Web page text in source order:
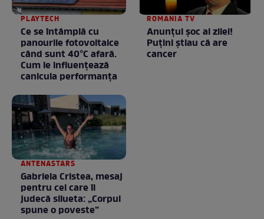
PLAYTECH
Ce se întâmplă cu
panourile fotovoltaice
când sunt 40°C afară.
Cum le influențează
canicula performanța
ROMANIA TV
Anunţul şoc al zilei!
Puţini ştiau că are
cancer
ANTENASTARS
Gabriela Cristea, mesaj
pentru cei care îi
judecă silueta: „Corpul
spune o poveste”